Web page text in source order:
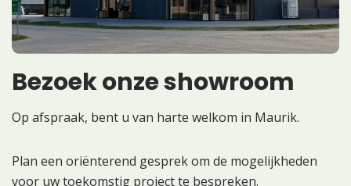
Bezoek onze showroom
Op afspraak, bent u van harte welkom in Maurik.
Plan een oriënterend gesprek om de mogelijkheden
voor uw toekomstig project te bespreken.